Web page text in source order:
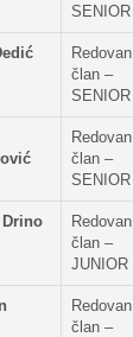
SENIOR
Redovan
član –
SENIOR
Redovan
član –
SENIOR
Drino
Redovan
član –
JUNIOR
Redovan
član –